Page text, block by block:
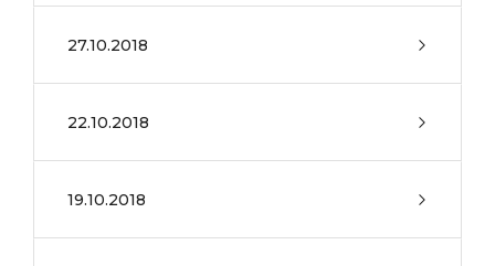
27.10.2018
22.10.2018
19.10.2018